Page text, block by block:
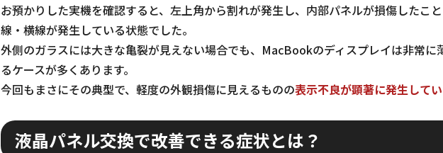
お預かりした実機を確認すると、左上角から割れが発生し、内部パネルが損傷したこ
線・横線が発生している状態でした。
外側のガラスには大きな亀裂が見えない場合でも、MacBookのディスプレイは非常に
るケースが多くあります。
今回もまさにその典型で、軽度の外観損傷に見えるものの表示不良が顕著に発生して
液晶パネル交換で改善できる症状とは？